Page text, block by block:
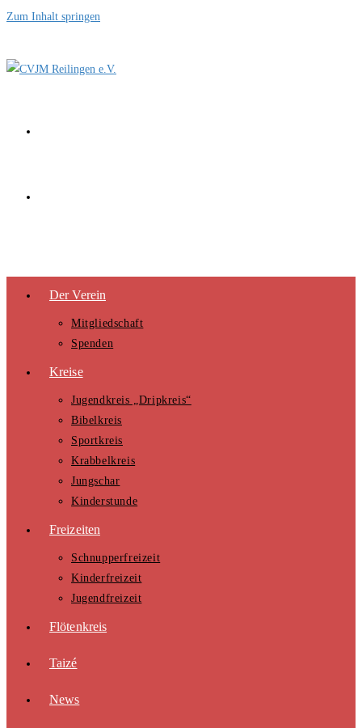
Zum Inhalt springen
Der Verein
Mitgliedschaft
Spenden
Kreise
Jugendkreis „Dripkreis“
Bibelkreis
Sportkreis
Krabbelkreis
Jungschar
Kinderstunde
Freizeiten
Schnupperfreizeit
Kinderfreizeit
Jugendfreizeit
Flötenkreis
Taizé
News